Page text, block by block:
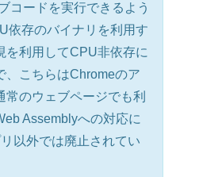
コードを実行できるよう
依存のバイナリを利用す
を利用してCPU非依存に
、こちらはChromeのア
常のウェブページでも利
Assemblyへの対応に
以外では廃止されてい